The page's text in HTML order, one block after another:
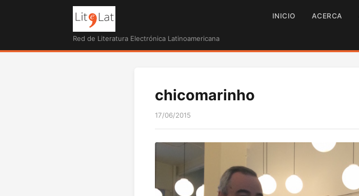
Red de Literatura Electrónica Latinoamericana
INICIO ACERCA
chicomarinho
17/06/2015